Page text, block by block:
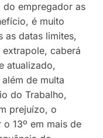
empregador as
é muito
as datas limites,
caberá
atualizado,
de multa
do Trabalho,
prejuízo, o
13º em mais de